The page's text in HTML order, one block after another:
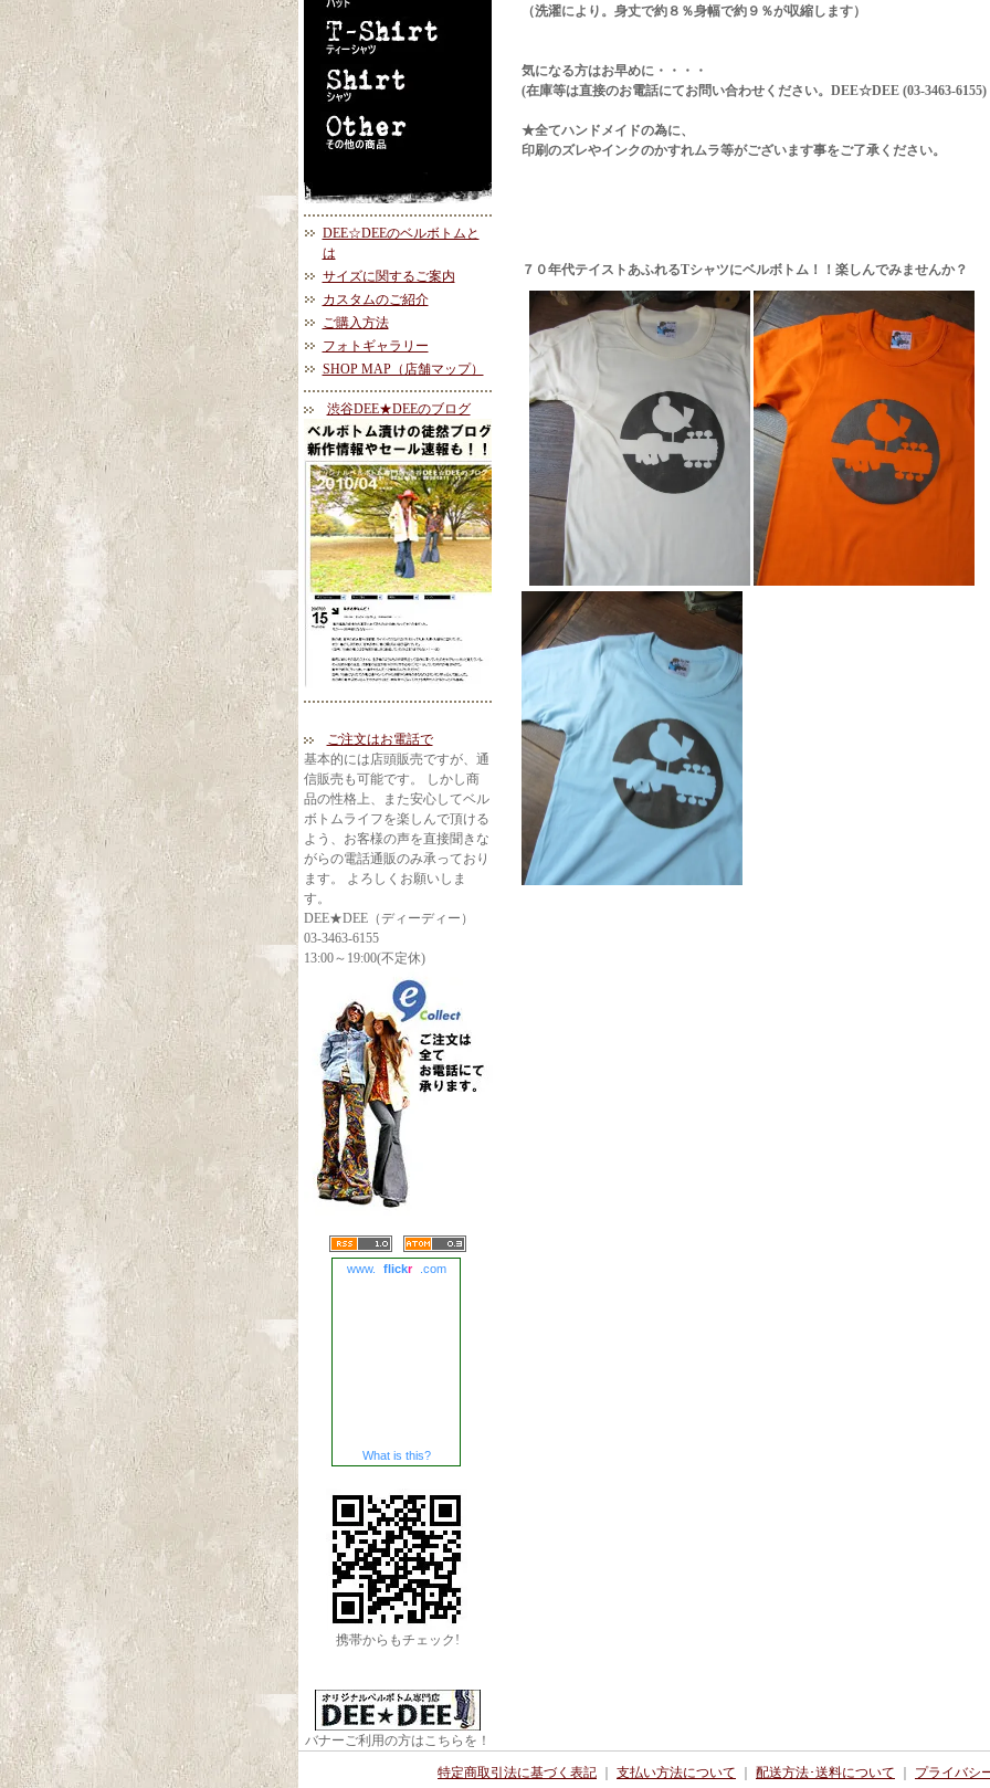
DEE☆DEEのベルボトムと
は
サイズに関するご案内
カスタムのご紹介
ご購入方法
フォトギャラリー
SHOP MAP（店舗マップ）
渋谷DEE★DEEのブログ
ご注文はお電話で
基本的には店頭販売ですが、通
信販売も可能です。 しかし商
品の性格上、また安心してベル
ボトムライフを楽しんで頂ける
よう、お客様の声を直接聞きな
がらの電話通販のみ承っており
ます。 よろしくお願いしま
す。
DEE★DEE（ディーディー）
03-3463-6155
13:00～19:00(不定休)
www. flickr .com
What is this?
携帯からもチェック!
バナーご利用の方はこちらを！
（洗濯により。身丈で約８％身幅で約９％が収縮します）
気になる方はお早めに・・・・
(在庫等は直接のお電話にてお問い合わせください。DEE☆DEE (03-3463-6155)
★全てハンドメイドの為に、
印刷のズレやインクのかすれムラ等がございます事をご了承ください。
７０年代テイストあふれるTシャツにベルボトム！！楽しんでみませんか？
特定商取引法に基づく表記 支払い方法について 配送方法･送料について プライバシ